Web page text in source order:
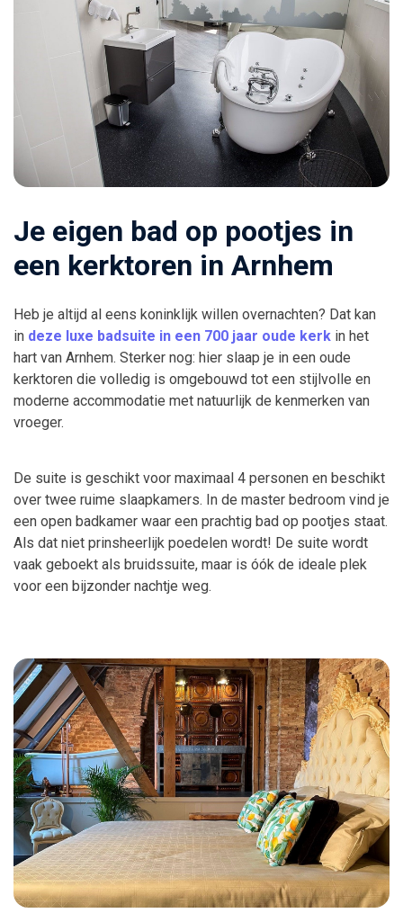
Je eigen bad op pootjes in
een kerktoren in Arnhem
Heb je altijd al eens koninklijk willen overnachten? Dat kan
in deze luxe badsuite in een 700 jaar oude kerk in het
hart van Arnhem. Sterker nog: hier slaap je in een oude
kerktoren die volledig is omgebouwd tot een stijlvolle en
moderne accommodatie met natuurlijk de kenmerken van
vroeger.
De suite is geschikt voor maximaal 4 personen en beschikt
over twee ruime slaapkamers. In de master bedroom vind je
een open badkamer waar een prachtig bad op pootjes staat.
Als dat niet prinsheerlijk poedelen wordt! De suite wordt
vaak geboekt als bruidssuite, maar is óók de ideale plek
voor een bijzonder nachtje weg.